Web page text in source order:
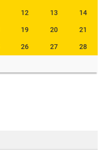
12 13 14
19 20 21
26 27 28